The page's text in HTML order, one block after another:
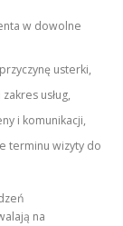
w dowolne
usterki,
usług,
i komunikacji,
terminu wizyty do
na